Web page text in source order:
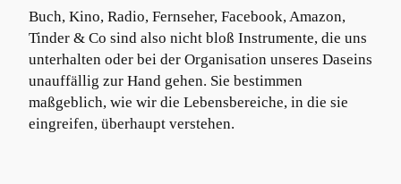
Buch, Kino, Radio, Fernseher, Facebook, Amazon,
Tinder & Co sind also nicht bloß Instrumente, die uns
unterhalten oder bei der Organisation unseres Daseins
unauffällig zur Hand gehen. Sie bestimmen
maßgeblich, wie wir die Lebensbereiche, in die sie
eingreifen, überhaupt verstehen.